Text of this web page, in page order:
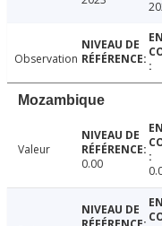
Observation
Mozambique
Valeur
0.00